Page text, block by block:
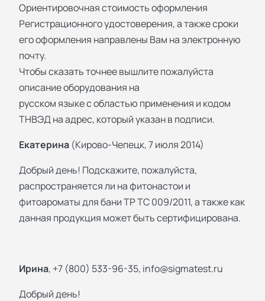
Ориентировочная стоимость оформления
Регистрационного удостоверения, а также сроки
его оформления направлены Вам на электронную
почту.
Чтобы сказать точнее вышлите пожалуйста
описание оборудования на
русском языке с областью применения и кодом
ТНВЭД на адрес, который указан в подписи.
Екатерина (Кирово-Чепецк, 7 июля 2014)
Добрый день! Подскажите, пожалуйста,
распространяется ли на фитонастои и
фитоароматы для бани ТР ТС 009/2011, а также как
данная продукция может быть сертифицирована.
Ирина, +7 (800) 533-96-35, info@sigmatest.ru
Добрый день!